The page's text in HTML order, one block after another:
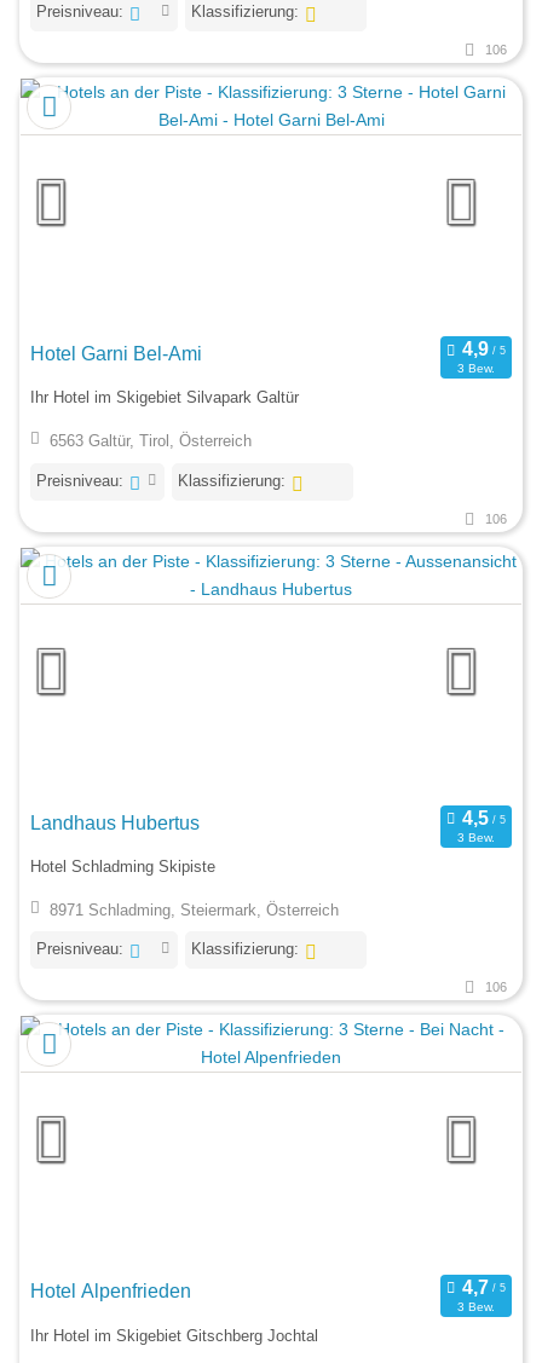
Preisniveau: Klassifizierung:
106
Hotel Garni Bel-Ami
3 Bew.
Ihr Hotel im Skigebiet Silvapark Galtür
6563 Galtür, Tirol, Österreich
Preisniveau: Klassifizierung:
106
Landhaus Hubertus
3 Bew.
Hotel Schladming Skipiste
8971 Schladming, Steiermark, Österreich
Preisniveau: Klassifizierung:
106
Hotel Alpenfrieden
3 Bew.
Ihr Hotel im Skigebiet Gitschberg Jochtal